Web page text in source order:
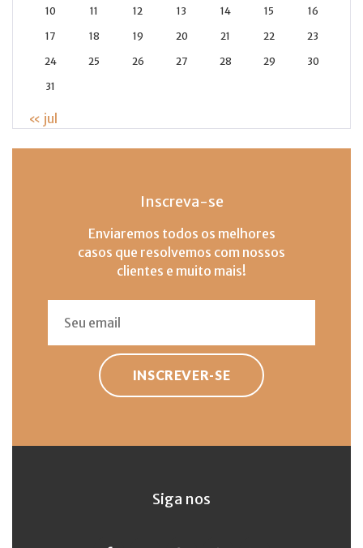
10 11 12 13 14 15 16
17 18 19 20 21 22 23
24 25 26 27 28 29 30
31
« jul
Inscreva-se
Enviaremos todos os melhores
casos que resolvemos com nossos
clientes e muito mais!
INSCREVER-SE
Siga nos